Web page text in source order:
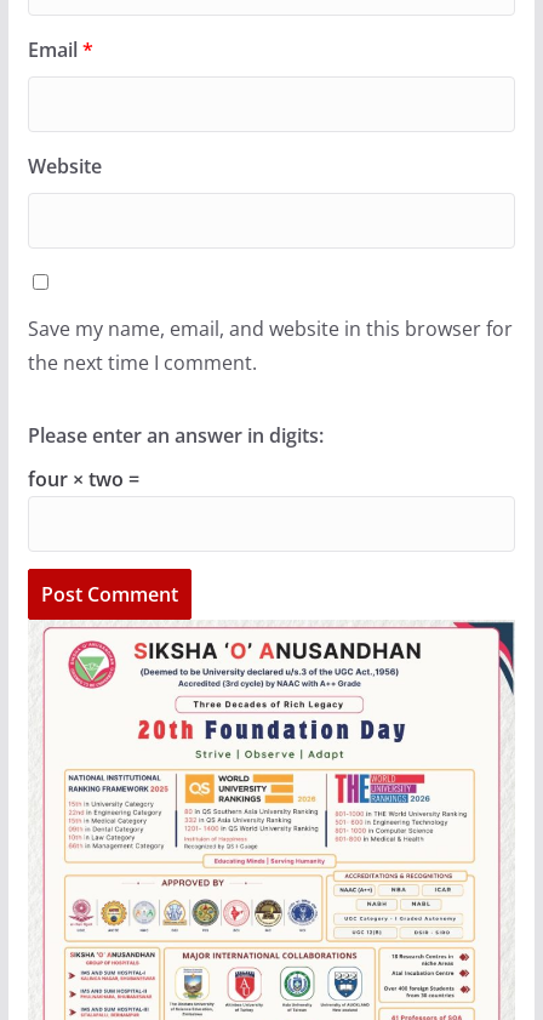
Email*
Website
Save my name, email, and website in this browser for
the next time I comment.
Please enter an answer in digits:
four × two =